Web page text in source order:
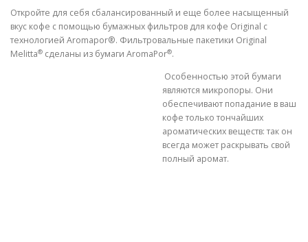
Откройте для себя сбалансированный и еще более насыщенный
вкус кофе с помощью бумажных фильтров для кофе Original с
технологией Aromapor®. Фильтровальные пакетики Original
Melitta® сделаны из бумаги AromaPor®.
Особенностью этой бумаги
являются микропоры. Они
обеспечивают попадание в ваш
кофе только тончайших
ароматических веществ: так он
всегда может раскрывать свой
полный аромат.